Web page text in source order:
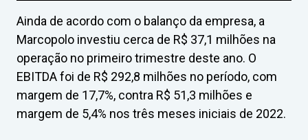
Ainda de acordo com o balanço da empresa, a
Marcopolo investiu cerca de R$ 37,1 milhões na
operação no primeiro trimestre deste ano. O
EBITDA foi de R$ 292,8 milhões no período, com
margem de 17,7%, contra R$ 51,3 milhões e
margem de 5,4% nos três meses iniciais de 2022.